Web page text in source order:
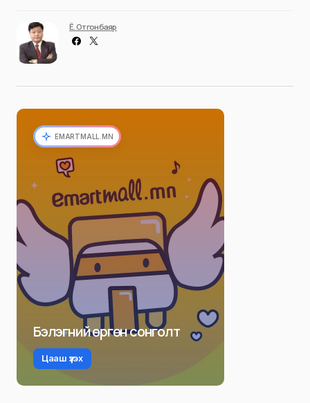
Ё. Отгонбаяр
EMARTMALL.MN
Бэлэгний өргөн сонголт
Цааш үзэх